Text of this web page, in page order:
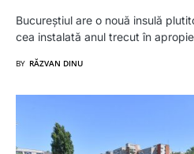
Bucureștiul are o nouă insulă
cea instalată anul trecut în
BY RĂZVAN DINU